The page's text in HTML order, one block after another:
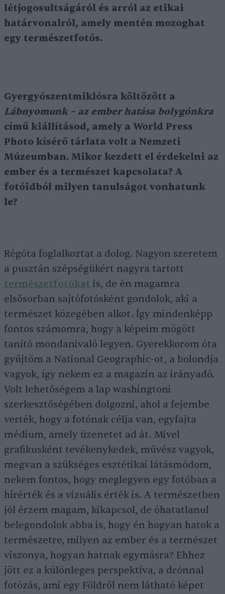
létjogosultságáról és arról az etikai
határvonalról, amely mentén mozoghat
egy természetfotós.
Gyergyószentmiklósra költözött a
Lábnyomunk – az ember hatása bolygónkra
című kiállításod, amely a World Press
Photo kísérő tárlata volt a Nemzeti
Múzeumban. Mikor kezdett el érdekelni az
ember és a természet kapcsolata? A
fotóidból milyen tanulságot vonhatunk
le?
Régóta foglalkoztat a dolog. Nagyon szeretem
a pusztán szépségükért nagyra tartott
természetfotókat is, de én magamra
elsősorban sajtófotósként gondolok, aki a
természet közegében alkot. Így mindenképp
fontos számomra, hogy a képeim mögött
tanító mondanivaló legyen. Gyerekkorom óta
gyűjtöm a National Geographic-ot, a bolondja
vagyok, így nekem ez a magazin az irányadó.
Volt lehetőségem a lap washingtoni
szerkesztőségében dolgozni, ahol a fejembe
verték, hogy a fotónak célja van, egyfajta
médium, amely üzenetet ad át. Mivel
grafikusként tevékenykedek, művész vagyok,
megvan a szükséges esztétikai látásmódom,
nekem fontos, hogy meglegyen egy fotóban a
hírérték és a vizuális érték is. A természetben
jól érzem magam, kikapcsol, de óhatatlanul
belegondolok abba is, hogy én hogyan hatok a
természetre, milyen az ember és a természet
viszonya, hogyan hatnak egymásra? Ehhez
jött ez a különleges perspektíva, a drónnal
fotózás, ami egy Földről nem látható képet